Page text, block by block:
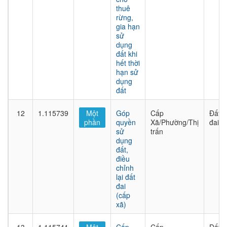
thuê
rừng,
gia hạn
sử
dụng
đất khi
hết thời
hạn sử
dụng
đất
12 1.115739
Một
phần
Góp
quyền
sử
dụng
đất,
điều
chỉnh
lại đất
đai
(cấp
xã)
Cấp
Xã/Phường/Thị
trấn
Đất
đai